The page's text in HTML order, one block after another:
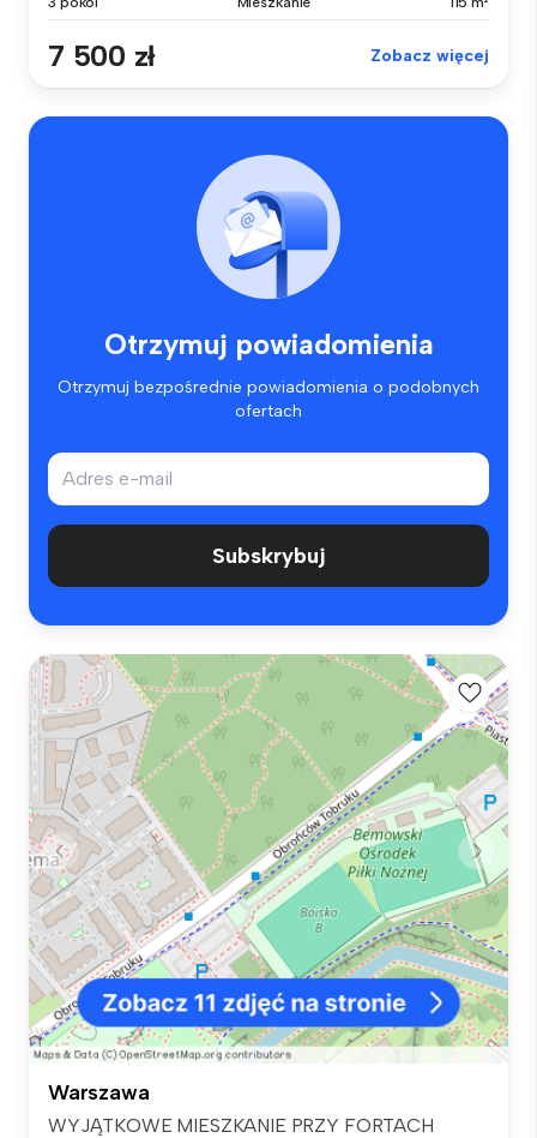
7 500 zł Zobacz więcej
Otrzymuj powiadomienia
Otrzymuj bezpośrednie powiadomienia o podobnych
ofertach
Subskrybuj
Warszawa
WYJĄTKOWE MIESZKANIE PRZY FORTACH